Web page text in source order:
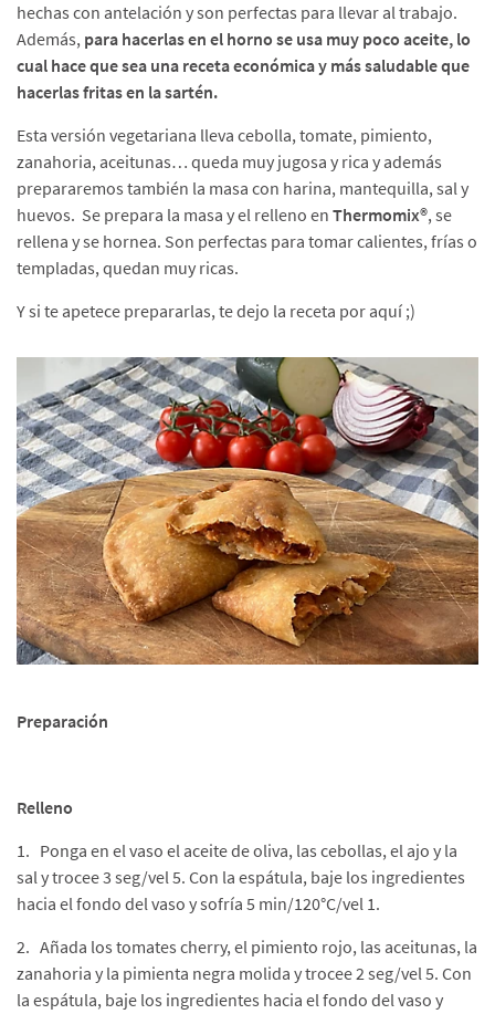
hechas con antelación y son perfectas para llevar al trabajo.
Además, para hacerlas en el horno se usa muy poco aceite, lo
cual hace que sea una receta económica y más saludable que
hacerlas fritas en la sartén.
Esta versión vegetariana lleva cebolla, tomate, pimiento,
zanahoria, aceitunas… queda muy jugosa y rica y además
prepararemos también la masa con harina, mantequilla, sal y
huevos. Se prepara la masa y el relleno en Thermomix®, se
rellena y se hornea. Son perfectas para tomar calientes, frías o
templadas, quedan muy ricas.
Y si te apetece prepararlas, te dejo la receta por aquí ;)
Preparación
Relleno
1. Ponga en el vaso el aceite de oliva, las cebollas, el ajo y la
sal y trocee 3 seg/vel 5. Con la espátula, baje los ingredientes
hacia el fondo del vaso y sofría 5 min/120°C/vel 1.
2. Añada los tomates cherry, el pimiento rojo, las aceitunas, la
zanahoria y la pimienta negra molida y trocee 2 seg/vel 5. Con
la espátula, baje los ingredientes hacia el fondo del vaso y